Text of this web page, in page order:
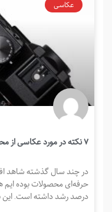
عکاسی
۷ نکته در مورد عکاسی از محصولات
در چند سال گذشته شاهد
درصد رشد داشته ‌است. این